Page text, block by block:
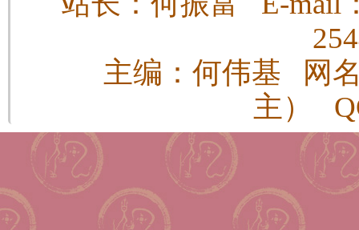
主编：何伟基 网
主）